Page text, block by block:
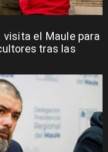
el Maule para
tras las